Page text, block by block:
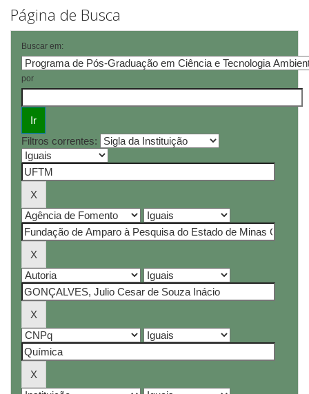
Página de Busca
Buscar em:
por
Filtros correntes: